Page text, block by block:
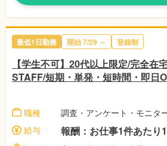
最低1日勤務 開始 7/29 ～ 登録制
【学生不可】20代以上限定/完全在
STAFF/短期・単発・短時間・即日
職種
調査・アンケート・モニタ
給与